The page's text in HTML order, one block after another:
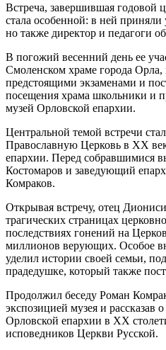
Встреча, завершившая годовой
стала особенной: в ней приняли
но также директор и педагоги
В погожий весенний день ее
Смоленском храме города Орла,
предстоящими экзаменами и
посещения храма школьники и
музей Орловской епархии.
Центральной темой встречи
Православную Церковь в XX
епархии. Перед собравшимися
Костомаров и заведующий
Комраков.
Открывая встречу, отец
трагических страницах
последствиях гонений на
миллионов верующих. Особое
уделил истории своей семьи,
прадедушке, который также
Продолжил беседу Роман
экспозицией музея и рассказав
Орловской епархии в XX
исповедников Церкви Русской.